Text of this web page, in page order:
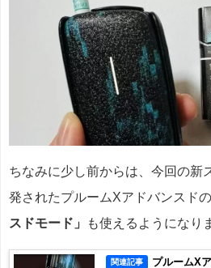
ちなみに少し前からは、今回の新
発されたプルームXアドバンスド
スドモード」
も使えるようになり
関連記事 プルームX